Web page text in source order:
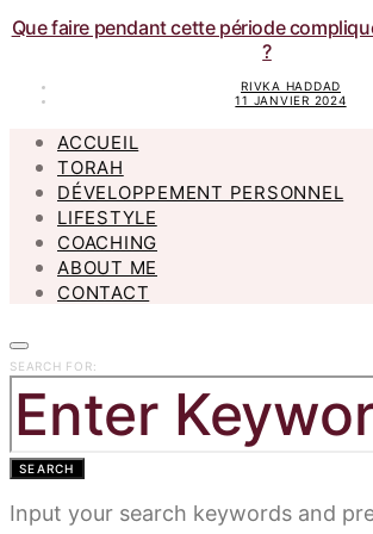
Que faire pendant cette période
?
RIVKA HADDAD
11 JANVIER 2024
ACCUEIL
TORAH
DÉVELOPPEMENT PERSONNEL
LIFESTYLE
COACHING
ABOUT ME
CONTACT
SEARCH FOR:
SEARCH
Input your search keywords and